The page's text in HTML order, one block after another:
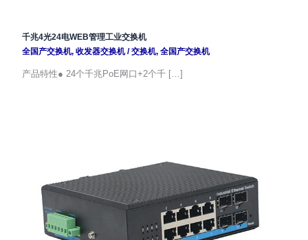
千兆4光24电WEB管理工业交换机
全国产交换机, 收发器交换机/交换机, 全国产交换机
产品特性● 24个千兆PoE网口+2个千 […]